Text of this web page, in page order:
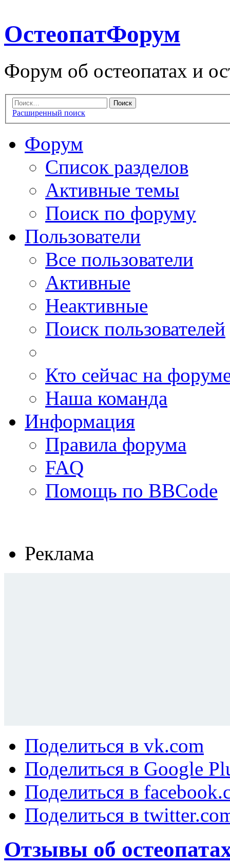
ОстеопатФорум
Форум об остеопатах и
Расширенный поиск
Форум
Список разделов
Активные темы
Поиск по форуму
Пользователи
Все пользователи
Активные
Неактивные
Поиск пользователей
Кто сейчас на
Наша команда
Информация
Правила форума
FAQ
Помощь по BBCode
Реклама
Поделиться в vk.com
Поделиться в Google
Поделиться в
Поделиться в
Отзывы об